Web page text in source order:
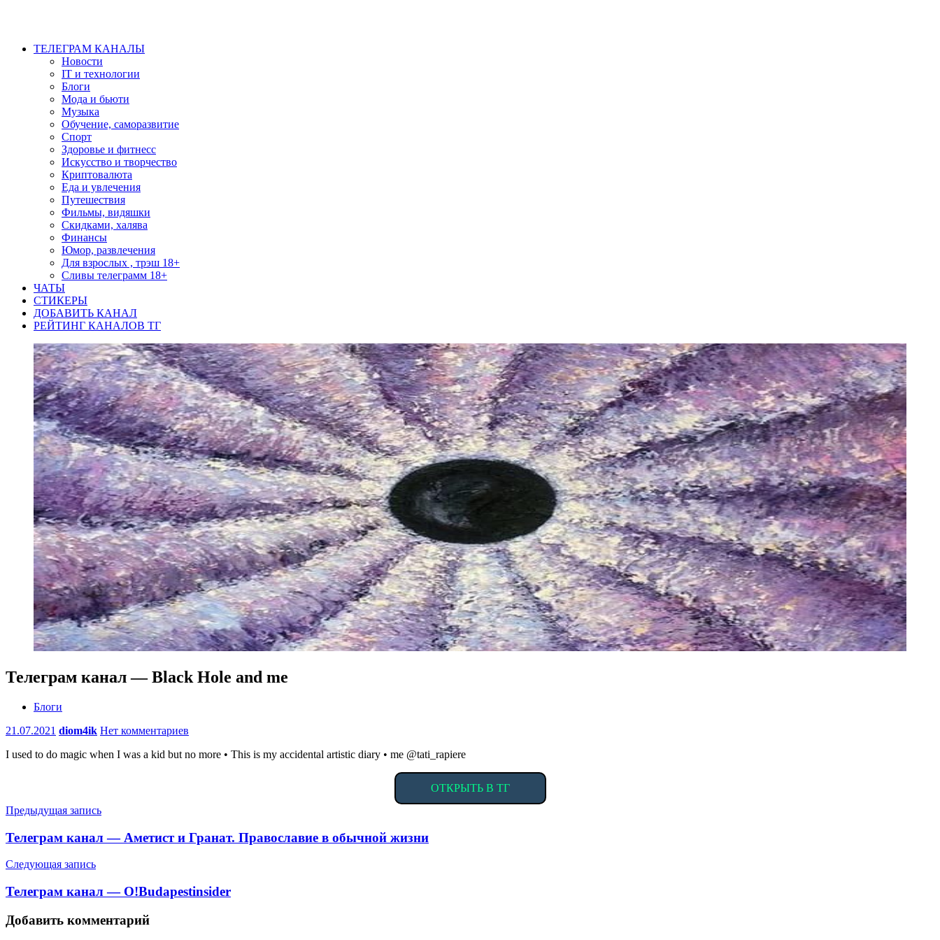
ТЕЛЕГРАМ КАНАЛЫ
Новости
IT и технологии
Блоги
Мода и бьюти
Музыка
Обучение, саморазвитие
Спорт
Здоровье и фитнесс
Искусство и творчество
Криптовалюта
Еда и увлечения
Путешествия
Фильмы, видяшки
Скидками, халява
Финансы
Юмор, развлечения
Для взрослых , трэш 18+
Сливы телеграмм 18+
ЧАТЫ
СТИКЕРЫ
ДОБАВИТЬ КАНАЛ
РЕЙТИНГ КАНАЛОВ ТГ
Телеграм канал — Black Hole and me
Блоги
21.07.2021 diom4ik Нет комментариев
I used to do magic when I was a kid but no more • This is my accidental artistic diary • me @tati_rapiere
ОТКРЫТЬ В ТГ
Навигация
по
записям
Предыдущая запись
Телеграм канал — Аметист и Гранат. Православие в обычной жизни
Следующая запись
Телеграм канал — O!Budapestinsider
Добавить комментарий